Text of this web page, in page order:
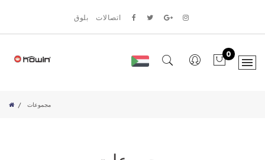
بلوق اتصالات
0
مجموعات